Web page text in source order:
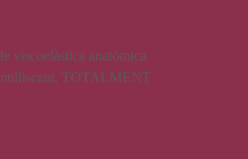
viscoelàstica anatòmica
TOTALMENT